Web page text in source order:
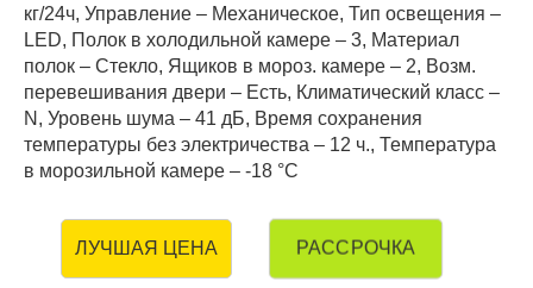
кг/24ч, Управление – Механическое, Тип освещения –
LED, Полок в холодильной камере – 3, Материал
полок – Стекло, Ящиков в мороз. камере – 2, Возм.
перевешивания двери – Есть, Климатический класс –
N, Уровень шума – 41 дБ, Время сохранения
температуры без электричества – 12 ч., Температура
в морозильной камере – -18 °C
ЛУЧШАЯ ЦЕНА РАССРОЧКА